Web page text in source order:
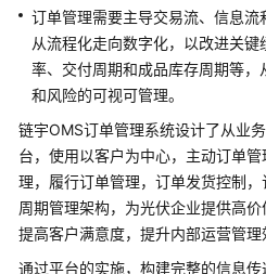
基
础
设
施
决
方
案
美
云
订单管理需要主导交易流、信息
从流程化走向数字化，以改进关
率、交付周期和成品库存周期等
和风险的可视可管理。
链宇OMS订单管理系统设计了从业
台，使用以客户为中心，主动订单
理，履行订单管理，订单发货控制
周期管理架构，为光伏企业提供高
提高客户满意度，提升内部运营管理
通过平台的实施，构建完整的信息